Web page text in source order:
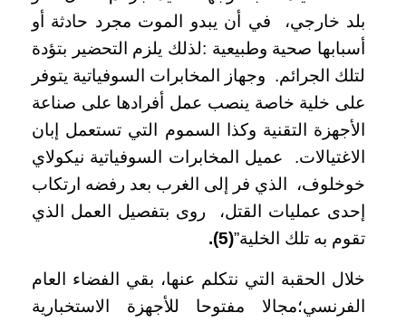
بلد خارجي، في أن يبدو الموت مجرد حادثة أو
أسبابها صحية وطبيعية :لذلك يلزم التحضير بتؤدة
لتلك الجرائم. وجهاز المخابرات السوفياتية يتوفر
على خلية خاصة ينصب عمل أفرادها على صناعة
الأجهزة التقنية وكذا السموم التي تستعمل إبان
الاغتيالات. عميل المخابرات السوفياتية نيكولاي
خوخلوف، الذي فر إلى الغرب بعد رفضه ارتكاب
إحدى عمليات القتل، روى بتفصيل العمل الذي
تقوم به تلك الخلية”(
5
).
خلال الحقبة التي نتكلم عنها، بقي الفضاء العام
الفرنسي؛مجالا مفتوحا للأجهزة الاستخبارية